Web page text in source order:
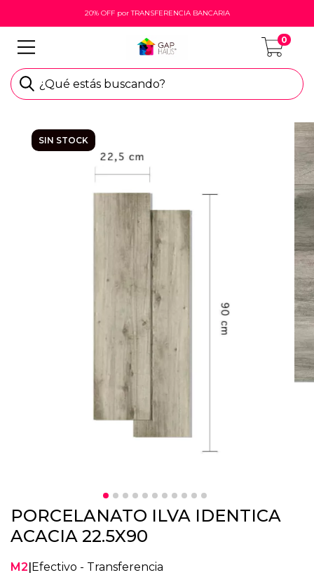
20% OFF por TRANSFERENCIA BANCARIA
¿Qué estás buscando?
0
SIN STOCK
PORCELANATO ILVA IDENTICA
ACACIA 22.5X90
M2 Efectivo - Transferencia